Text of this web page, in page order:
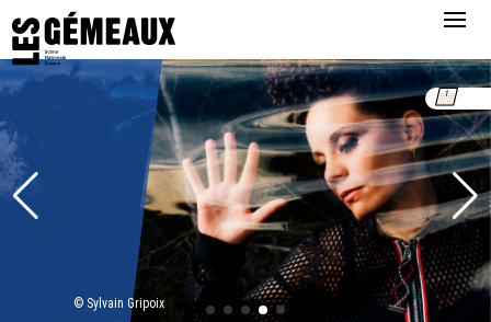
© Sylvain Gripoix